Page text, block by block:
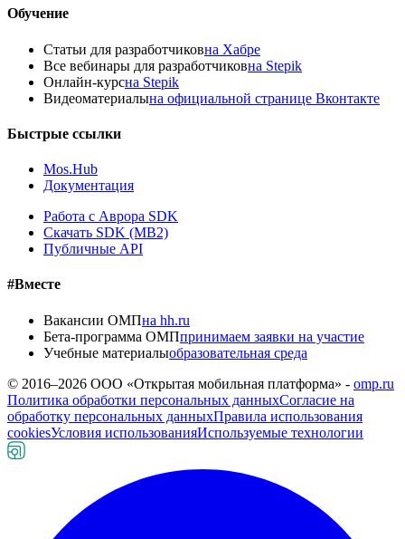
Обучение
Статьи для разработчиковна Хабре
Все вебинары для разработчиковна Stepik
Онлайн-курсна Stepik
Видеоматериалына официальной странице Вконтакте
Быстрые ссылки
Mos.Hub
Документация
Работа с Аврора SDK
Скачать SDK (MB2)
Публичные API
#Вместе
Вакансии ОМПна hh.ru
Бета-программа ОМПпринимаем заявки на участие
Учебные материалыобразовательная среда
© 2016–2026 ООО «Открытая мобильная платформа» - omp.ru
Политика обработки персональных данныхСогласие на
обработку персональных данныхПравила использования
cookiesУсловия использованияИспользуемые технологии